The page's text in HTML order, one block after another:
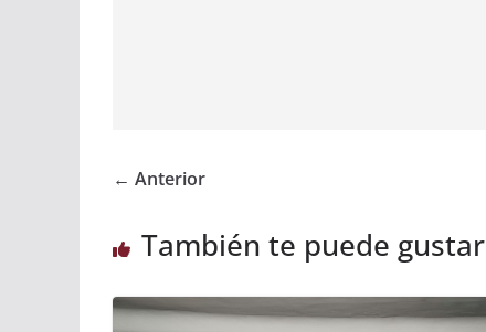
← Anterior
También te puede gustar